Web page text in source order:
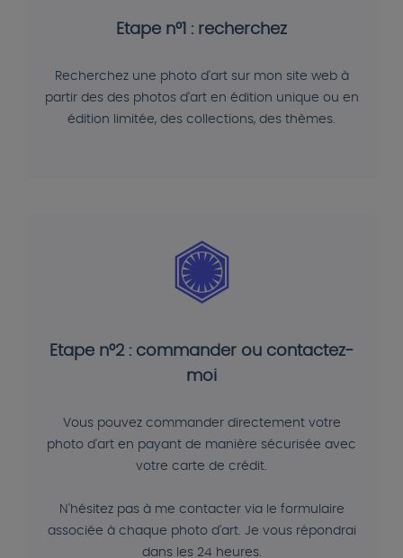
Etape n°1 : recherchez
Recherchez une photo d'art sur mon site web à
partir des des photos d'art en édition unique ou en
édition limitée, des collections, des thèmes.
Etape n°2 : commander ou contactez-
moi
Vous pouvez commander directement votre
photo d'art en payant de manière sécurisée avec
votre carte de crédit.
N'hésitez pas à me contacter via le formulaire
associée à chaque photo d'art. Je vous répondrai
dans les 24 heures.